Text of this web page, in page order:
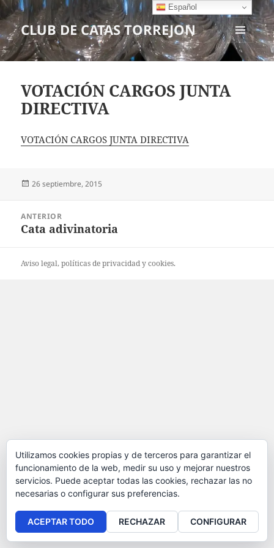
CLUB DE CATAS TORREJON
MENÚ
Y
VOTACIÓN CARGOS JUNTA
DIRECTIVA
VOTACIÓN CARGOS JUNTA DIRECTIVA
Publicado
26 septiembre, 2015
ANTERIOR
Entrada
Cata adivinatoria
Aviso legal, políticas deprivacidadycookies.
Español
Utilizamos cookies propias y de terceros para garantizar el
funcionamiento de la web, medir su uso y mejorar nuestros
servicios. Puede aceptar todas las cookies, rechazar las no
necesarias o configurar sus preferencias.
ACEPTAR TODO RECHAZAR CONFIGURAR